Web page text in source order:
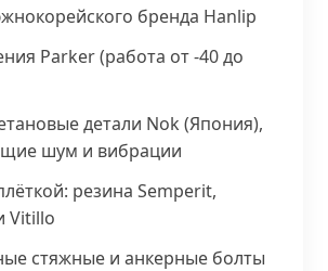
бренда Hanlip
Parker (работа от -40 до
детали Nok (Япония),
шум и вибрации
резина Semperit,
Vitillo
стяжные и анкерные болты